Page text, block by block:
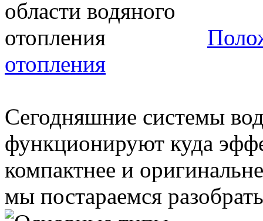
отопления
Сегодняшние системы
функционируют куда
компактнее и
мы постараемся